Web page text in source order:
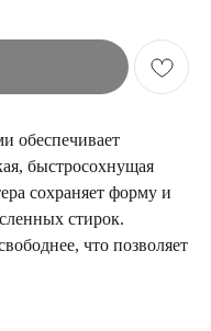
обеспечивает
быстросохнущая
сохраняет форму и
стирок.
что позволяет